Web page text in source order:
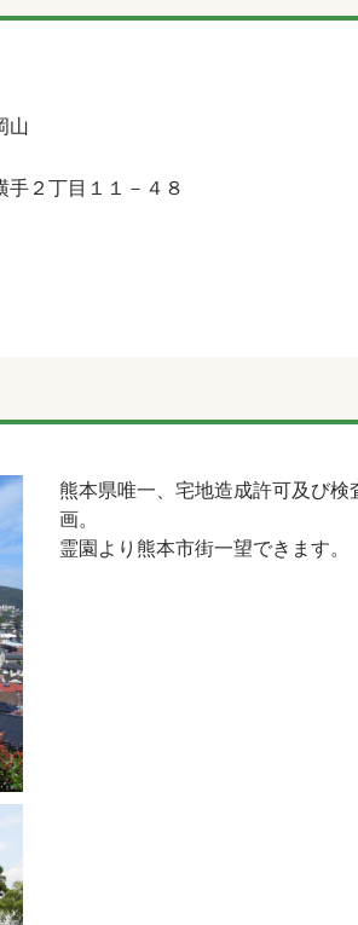
山
２丁目１１－４８
熊本県唯一、宅地造成許可及び
画。
霊園より熊本市街一望できます。